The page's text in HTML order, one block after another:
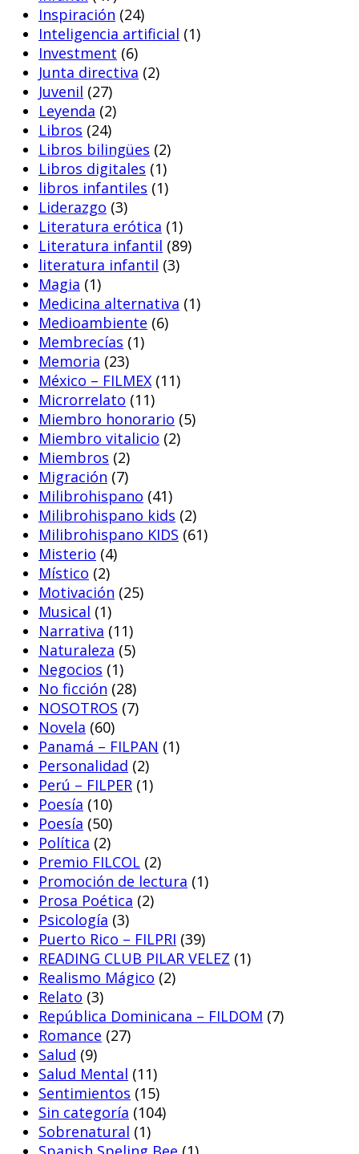
Inspiración (24)
Inteligencia artificial (1)
Investment (6)
Junta directiva (2)
Juvenil (27)
Leyenda (2)
Libros (24)
Libros bilingües (2)
Libros digitales (1)
libros infantiles (1)
Liderazgo (3)
Literatura erótica (1)
Literatura infantil (89)
literatura infantil (3)
Magia (1)
Medicina alternativa (1)
Medioambiente (6)
Membrecías (1)
Memoria (23)
México – FILMEX (11)
Microrrelato (11)
Miembro honorario (5)
Miembro vitalicio (2)
Miembros (2)
Migración (7)
Milibrohispano (41)
Milibrohispano kids (2)
Milibrohispano KIDS (61)
Misterio (4)
Místico (2)
Motivación (25)
Musical (1)
Narrativa (11)
Naturaleza (5)
Negocios (1)
No ficción (28)
NOSOTROS (7)
Novela (60)
Panamá – FILPAN (1)
Personalidad (2)
Perú – FILPER (1)
Poesía (10)
Poesía (50)
Política (2)
Premio FILCOL (2)
Promoción de lectura (1)
Prosa Poética (2)
Psicología (3)
Puerto Rico – FILPRI (39)
READING CLUB PILAR VELEZ (1)
Realismo Mágico (2)
Relato (3)
República Dominicana – FILDOM (7)
Romance (27)
Salud (9)
Salud Mental (11)
Sentimientos (15)
Sin categoría (104)
Sobrenatural (1)